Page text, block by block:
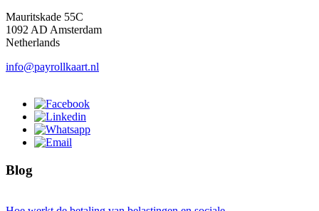
Mauritskade 55C
1092 AD Amsterdam
Netherlands
info@payrollkaart.nl
Blog